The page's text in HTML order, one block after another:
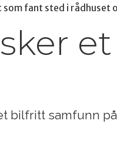
fant sted i rådhuset
bilfritt samfunn